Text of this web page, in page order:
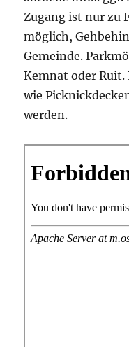
Zugang ist nur zu
möglich,
Gemeinde.
Kemnat oder
wie
werden.